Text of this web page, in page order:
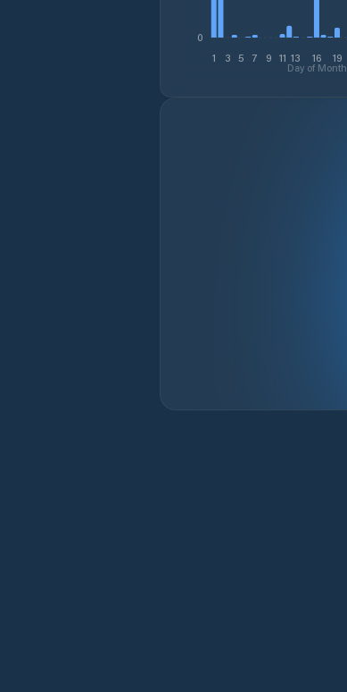
1 3 5 7 9 11 13 16 19
Day of Month
0